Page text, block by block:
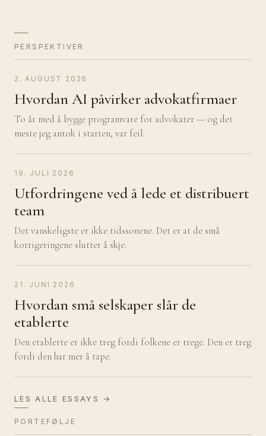
PERSPEKTIVER
2. AUGUST 2026
Hvordan AI påvirker advokatfirmaer
To år med å bygge programvare for advokater — og det
meste jeg antok i starten, var feil.
19. JULI 2026
Utfordringene ved å lede et distribuert
team
Det vanskeligste er ikke tidssonene. Det er at de små
korrigeringene slutter å skje.
21. JUNI 2026
Hvordan små selskaper slår de
etablerte
Den etablerte er ikke treg fordi folkene er trege. Den er treg
fordi den har mer å tape.
LES ALLE ESSAYS →
PORTEFØLJE